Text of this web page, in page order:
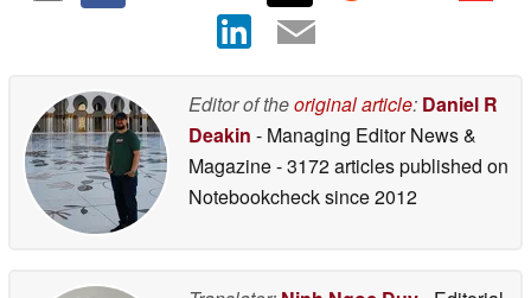
Editor of theoriginal article: Daniel R
Deakin - Managing Editor News &
Magazine- 3172 articles published on
Notebookchecksince 2012